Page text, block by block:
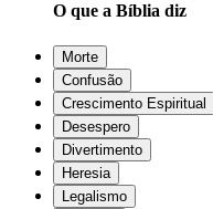
O que a Bíblia diz
Morte
Confusão
Crescimento Espiritual
Desespero
Divertimento
Heresia
Legalismo